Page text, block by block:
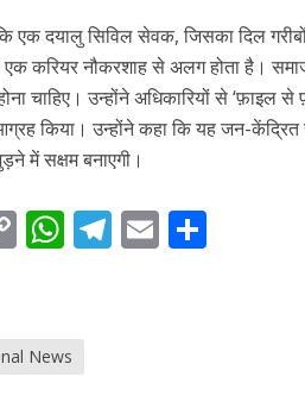
कि एक दयालु सिविल सेवक, जिसका दिल
करियर नौकरशाह से अलग होता है।
चाहिए। उन्होंने अधिकारियों से
किया। उन्होंने कहा कि यह जन-
में सक्षम बनाएगी।
C
y
Li
W
s
A
T E
News